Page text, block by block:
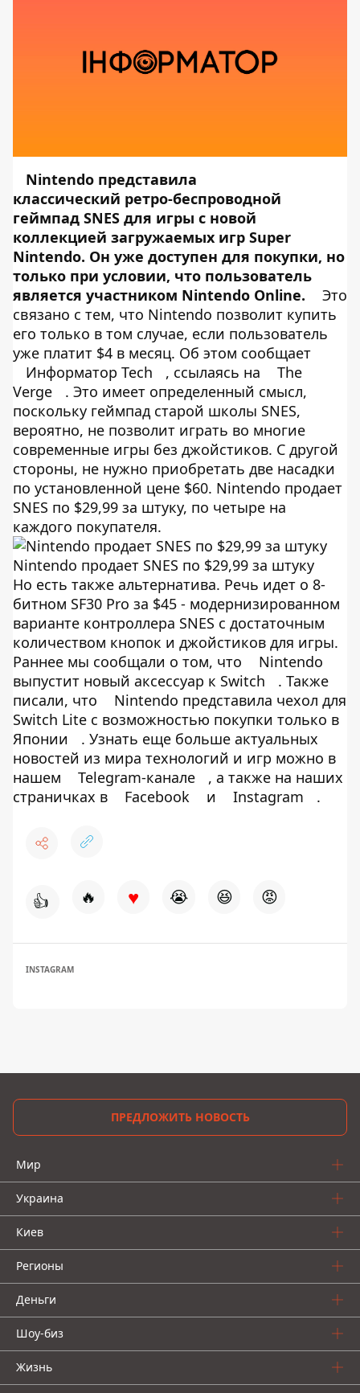
Nintendo представила
классический ретро-беспроводной
геймпад SNES для игры с новой
коллекцией загружаемых игр Super
Nintendo. Он уже доступен для покупки, но
только при условии, что пользователь
является участником Nintendo Online.
Это
связано с тем, что Nintendo позволит купить
его только в том случае, если пользователь
уже платит $4 в месяц. Об этом сообщает
Информатор Tech
, ссылаясь на
The
Verge
. Это имеет определенный смысл,
поскольку геймпад старой школы SNES,
вероятно, не позволит играть во многие
современные игры без джойстиков. С другой
стороны, не нужно приобретать две насадки
по установленной цене $60. Nintendo продает
SNES по $29,99 за штуку, по четыре на
каждого покупателя.
Nintendo продает SNES по $29,99 за штуку
Но есть также альтернатива. Речь идет о 8-
битном SF30 Pro за $45 - модернизированном
варианте контроллера SNES с достаточным
количеством кнопок и джойстиков для игры.
Раннее мы сообщали о том, что
Nintendo
выпустит новый аксессуар к Switch
. Также
писали, что
Nintendo представила чехол для
Switch Lite с возможностью покупки только в
Японии
. Узнать еще больше актуальных
новостей из мира технологий и игр можно в
нашем
Telegram-канале
, а также на наших
страничках в
Facebook и Instagram .
👍 🔥 ♥ 😭 😆 😡
INSTAGRAM
ПРЕДЛОЖИТЬ НОВОСТЬ
Мир
Украина
Киев
Регионы
Деньги
Шоу-биз
Жизнь